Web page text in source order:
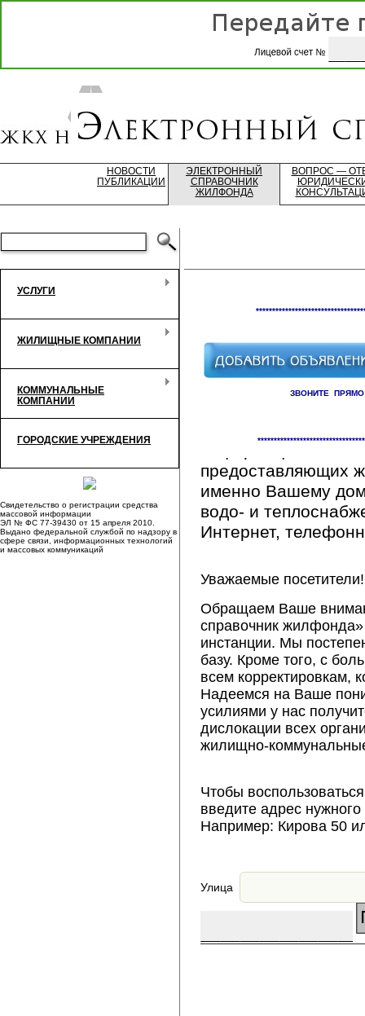
НОВОСТИ
ПУБЛИКАЦИИ
ЭЛЕКТРОННЫЙ
СПРАВОЧНИК
ЖИЛФОНДА
ВОПРОС —
УСЛУГИ
ЖИЛИЩНЫЕ КОМПАНИИ
КОММУНАЛЬНЫЕ
КОМПАНИИ
ГОРОДСКИЕ УЧРЕЖДЕНИЯ
Свидетельство о регистрации средства
массовой информации
ЭЛ № ФС 77-39430 от 15 апреля 2010.
Выдано федеральной службой по надзору в
сфере связи, информационных технологий
и массовых коммуникаций
ЗВОНИТЕ
предоставляющих
именно Вашему
водо- и
Интернет,
Уважаемые посетители!
Обращаем Ваше
справочник
инстанции. Мы
базу. Кроме того, с
всем корректировкам,
Надеемся на Ваше
усилиями у нас
дислокации всех
жилищно-
Чтобы
введите адрес
Например: Кирова 50
Улица